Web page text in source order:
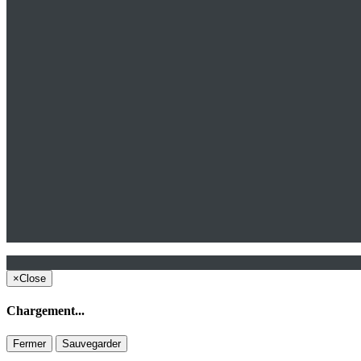
×Close
Chargement...
Fermer Sauvegarder